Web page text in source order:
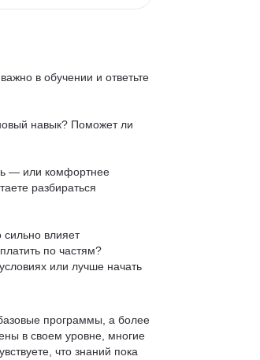
в обучении и ответьте
навык? Поможет ли
— или комфортнее
разбираться
сильно влияет
по частям?
или лучше начать
программы, а более
в своем уровне, многие
что знаний пока